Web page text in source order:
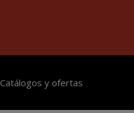
Catálogos y ofertas